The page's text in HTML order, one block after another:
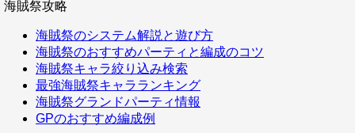
海賊祭攻略
海賊祭のシステム解説と遊び方
海賊祭のおすすめパーティと編成のコツ
海賊祭キャラ絞り込み検索
最強海賊祭キャラランキング
海賊祭グランドパーティ情報
GPのおすすめ編成例